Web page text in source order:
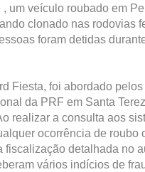
um veículo roubado em
clonado nas rodovias
foram detidas
Fiesta, foi abordado
da PRF em Santa
realizar a consulta aos
ocorrência de roubo
fiscalização detalhada no
vários indícios de